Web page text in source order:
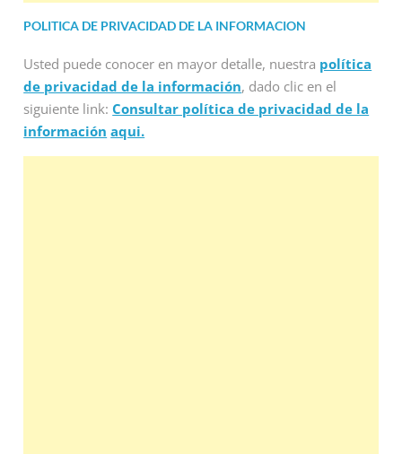
POLITICA DE PRIVACIDAD DE LA INFORMACION
Usted puede conocer en mayor detalle, nuestra política
de privacidad de la información, dado clic en el
siguiente link:Consultar política de privacidad de la
información aqui.